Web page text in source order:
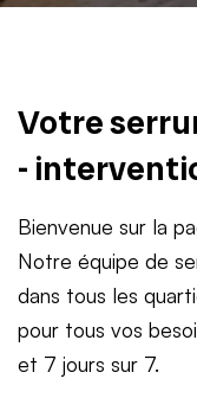
Votre
-
Bienvenue sur la
Notre équipe de
dans tous les
pour tous vos
et 7 jours sur 7.